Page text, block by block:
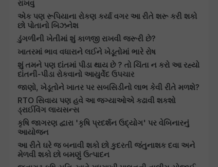
રાખવુ
એક પણ રૂપિયાના રોકણ કર્યા વગર આ રીતે શરૂ કરી શકો
છો પોતાનો બિઝનેશ
ડુંગળીની ખેતીમાં શું કાળજી રાખવી જરૂરી છે?
ખાતરમાં ભાવ વધારાને લઈને ખેડૂતોમાં ભારે રોષ
શું તમને પણ દાંતમાં પીડા થાય છે ? તો ચિંતા ન કરો આ રહ્યો
દાંતની-પીડા રોકવાનો આયુર્વેદ ઉપચાર
જાણો, ખેડૂતોને ખાતર પર સબસિડીનો લાભ કેવી રીતે મળશે?
RTO સિવાય પણ હવે આ જગ્યાઓએ કઢાવી શકશો
ડ્રાઈવિંગ લાયસન્સ
કૃષિ જાગરણ દ્વારા 'કૃષિ પ્રદર્શન ઉદ્યોગ' પર વેબિનારનું
આયોજન
આ રીતે ઘરે જ બનાવી શકો છો કુદરતી જંતુનાશક દવા અને
મેળવી શકો છો બમણું ઉત્પાદન